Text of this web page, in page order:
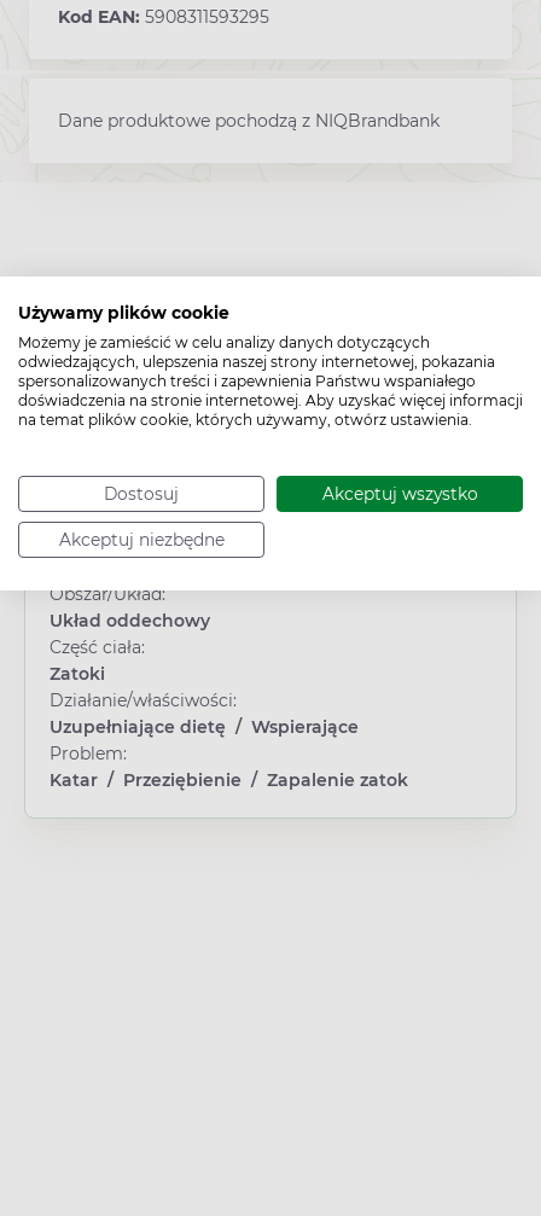
Używamy plików cookie
Możemy je zamieścić w celu analizy danych dotyczących
odwiedzających, ulepszenia naszej strony internetowej, pokazania
spersonalizowanych treści i zapewnienia Państwu wspaniałego
doświadczenia na stronie internetowej. Aby uzyskać więcej informacji
na temat plików cookie, których używamy, otwórz ustawienia.
Dostosuj Akceptuj wszystko
Akceptuj niezbędne
Kod EAN: 5908311593295
Dane produktowe pochodzą z NIQBrandbank
Cechy produktu
Typ produktu:
Dowolna
Wiek:
Obszar/Układ:
Układ oddechowy
Część ciała:
Zatoki
Działanie/właściwości:
Uzupełniające dietę / Wspierające
Problem:
Katar / Przeziębienie / Zapalenie zatok